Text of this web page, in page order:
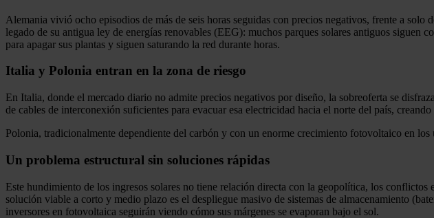
Alemania vivió ocho episodios de más de seis horas seguidas con precios negativos, frente a
legado de su antigua ley de energías renovables (EEG): muchos parques solares antiguos
para apagar sus plantas y siguen saturando la red durante horas.
Italia y Polonia entran en la zona de riesgo
En Italia, donde el mercado diario no admite precios negativos por diseño, la sobreoferta se
de cables de interconexión suficientes para evacuar esa electricidad hacia el norte del país,
Polonia, tradicionalmente dependiente del carbón y con un enorme crecimiento fotovoltaico en
Un problema estructural sin soluciones rápidas
Este hundimiento de los ingresos solares no tiene relación directa con la geopolítica, los
solución viable a corto y medio plazo es el despliegue masivo de sistemas de almacenamiento
inversores en fotovoltaica seguirán viendo cómo sus márgenes se evaporan bajo el sol.